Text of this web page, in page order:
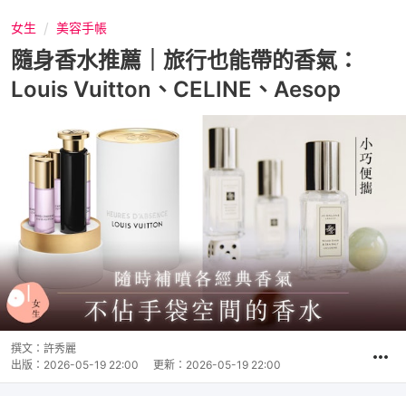
女生 美容手帳
隨身香水推薦｜旅行也能帶的香氣：
Louis Vuitton、CELINE、Aesop
撰文： 許秀麗
出版： 2026-05-19 22:00 更新： 2026-05-19 22:00